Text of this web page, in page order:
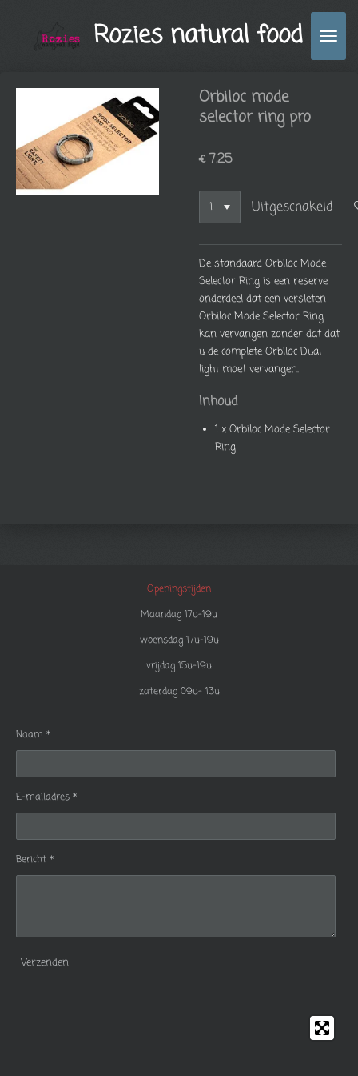
hoofdinhoud
Rozies natural food
Orbiloc mode
selector ring pro
€ 7,25
Uitgeschakeld
De standaard Orbiloc Mode
Selector Ring is een reserve
onderdeel dat een versleten
Orbiloc Mode Selector Ring
kan vervangen zonder dat dat
u de complete Orbiloc Dual
light moet vervangen.
Inhoud
1 x Orbiloc Mode Selector
Ring
Openingstijden
Maandag 17u-19u
woensdag 17u-19u
vrijdag 15u-19u
zaterdag 09u- 13u
Naam *
E-mailadres *
Bericht *
Verzenden